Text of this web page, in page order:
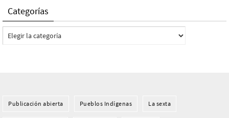
Categorías
Categorías
Publicación abierta Pueblos Indí­genas La sexta